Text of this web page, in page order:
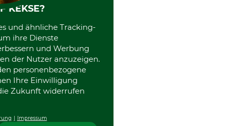
KEKSE?
und ähnliche Tracking-
ihre Dienste
und Werbung
der Nutzer anzuzeigen.
personenbezogene
Ihre Einwilligung
Zukunft widerrufen
Impressum